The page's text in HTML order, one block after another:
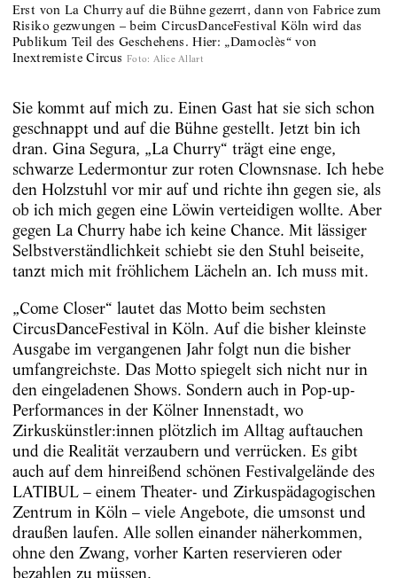
Erst von La Churry auf die Bühne gezerrt, dann von Fabrice zum
Risiko gezwungen – beim CircusDanceFestival Köln wird das
Publikum Teil des Geschehens. Hier: „Damoclès“ von
Inextremiste Circus Foto: Alice Allart
Sie kommt auf mich zu. Einen Gast hat sie sich schon
geschnappt und auf die Bühne gestellt. Jetzt bin ich
dran. Gina Segura, „La Churry“ trägt eine enge,
schwarze Ledermontur zur roten Clownsnase. Ich hebe
den Holzstuhl vor mir auf und richte ihn gegen sie, als
ob ich mich gegen eine Löwin verteidigen wollte. Aber
gegen La Churry habe ich keine Chance. Mit lässiger
Selbstverständlichkeit schiebt sie den Stuhl beiseite,
tanzt mich mit fröhlichem Lächeln an. Ich muss mit.
„Come Closer“ lautet das Motto beim sechsten
CircusDanceFestival in Köln. Auf die bisher kleinste
Ausgabe im vergangenen Jahr folgt nun die bisher
umfangreichste. Das Motto spiegelt sich nicht nur in
den eingeladenen Shows. Sondern auch in Pop-up-
Performances in der Kölner Innenstadt, wo
Zirkuskünstler:innen plötzlich im Alltag auftauchen
und die Realität verzaubern und verrücken. Es gibt
auch auf dem hinreißend schönen Festivalgelände des
LATIBUL – einem Theater- und Zirkuspädagogischen
Zentrum in Köln – viele Angebote, die umsonst und
draußen laufen. Alle sollen einander näherkommen,
ohne den Zwang, vorher Karten reservieren oder
bezahlen zu müssen.